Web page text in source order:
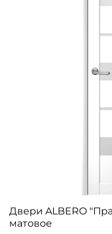
Двери ALBERO
матовое